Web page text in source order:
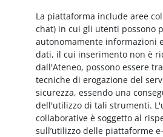
La piattaforma include aree
chat) in cui gli utenti possono
autonomamente informazioni
dati, il cui inserimento non è
dall'Ateneo, possono essere
tecniche di erogazione del
sicurezza, essendo una
dell'utilizzo di tali strumenti.
collaborative è soggetto al
sull’utilizzo delle piattaforme